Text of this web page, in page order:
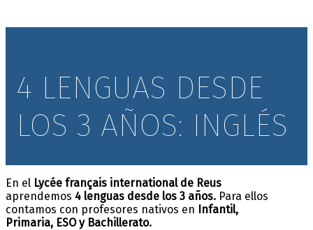
4 LENGUAS DESDE
LOS 3 AÑOS: INGLÉS
En el Lycée français international de Reus
aprendemos 4 lenguas desde los 3 años. Para ellos
contamos con profesores nativos en Infantil,
Primaria, ESO y Bachillerato.